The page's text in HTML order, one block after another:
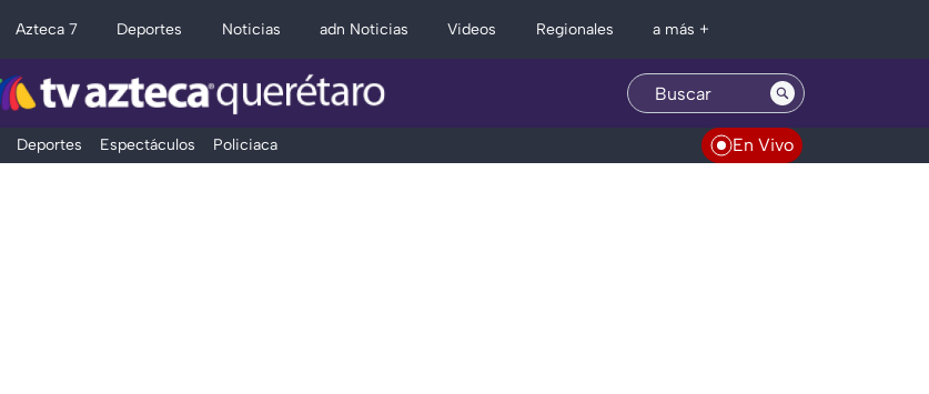
Azteca 7 Deportes Noticias adn Noticias Videos Regionales a más +
Deportes Espectáculos Policiaca En Vivo